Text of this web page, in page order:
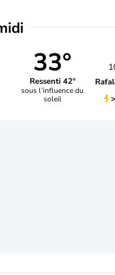
33°
Ressenti 42°
sous l’influence du
soleil